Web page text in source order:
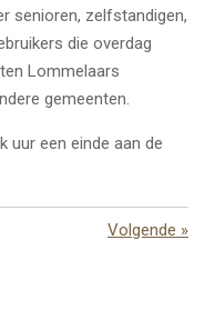
senioren, zelfstandigen,
die overdag
Lommelaars
gemeenten.
uur een einde aan de
Volgende »